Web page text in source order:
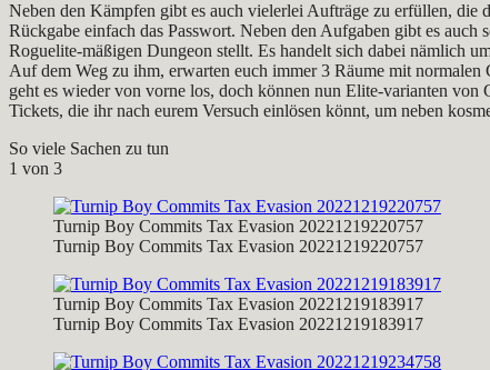
Neben den Kämpfen gibt es auch vielerlei Aufträge zu erfüllen, die
Rückgabe einfach das Passwort. Neben den Aufgaben gibt es
Roguelite-mäßigen Dungeon stellt. Es handelt sich dabei nämlich
Auf dem Weg zu ihm, erwarten euch immer 3 Räume mit
geht es wieder von vorne los, doch können nun Elite-varianten von
Tickets, die ihr nach eurem Versuch einlösen könnt, um neben
So viele Sachen zu tun
1 von 3
Turnip Boy Commits Tax Evasion 20221219220757
Turnip Boy Commits Tax Evasion 20221219220757
Turnip Boy Commits Tax Evasion 20221219183917
Turnip Boy Commits Tax Evasion 20221219183917